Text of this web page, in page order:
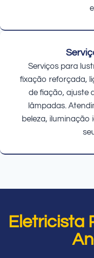
Serviços para
fixação reforçada,
de fiação, ajuste
lâmpadas.
beleza, iluminação
Eletricista